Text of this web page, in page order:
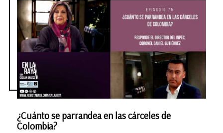
¿Cuánto se parrandea en las cárceles de
Colombia?